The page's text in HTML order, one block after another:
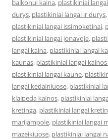
balkonui kaina, plastikiniai
durys, plastikiniai langai ir durys,
plastikiniai langai issimoketinai,
plastikiniai langai jonavoje,
langai kaina, plastikiniai langai
kaunas, plastikiniai langai
plastikiniai langai kaune,
langai kedainiuose, plastikiniai
klaipeda kainos, plastikiniai
kretinga, plastikiniai langai
marijampole, plastikiniai langai
mazeikiuose, plastikiniai langai